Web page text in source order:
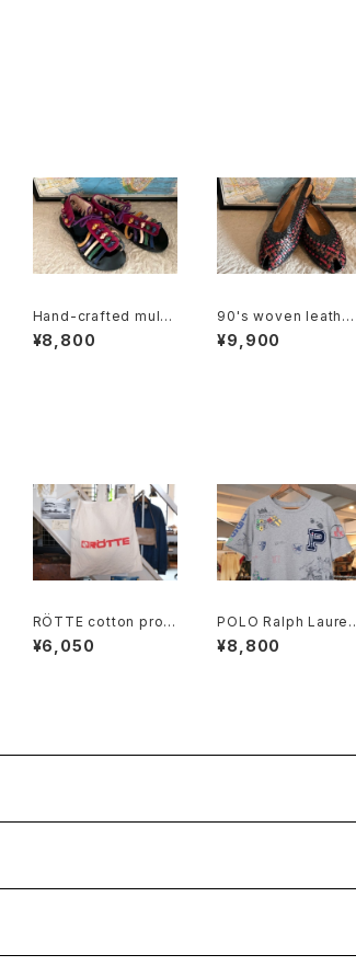
Hand-crafted multi
colored leather San
dals
¥8,800
90's woven leather
peep toe Slingback
s
¥9,900
RÖTTE cotton prom
otional shoulder Ba
g
¥6,050
POLO Ralph Lauren
drawing printed Te
e w/ patch
¥8,800